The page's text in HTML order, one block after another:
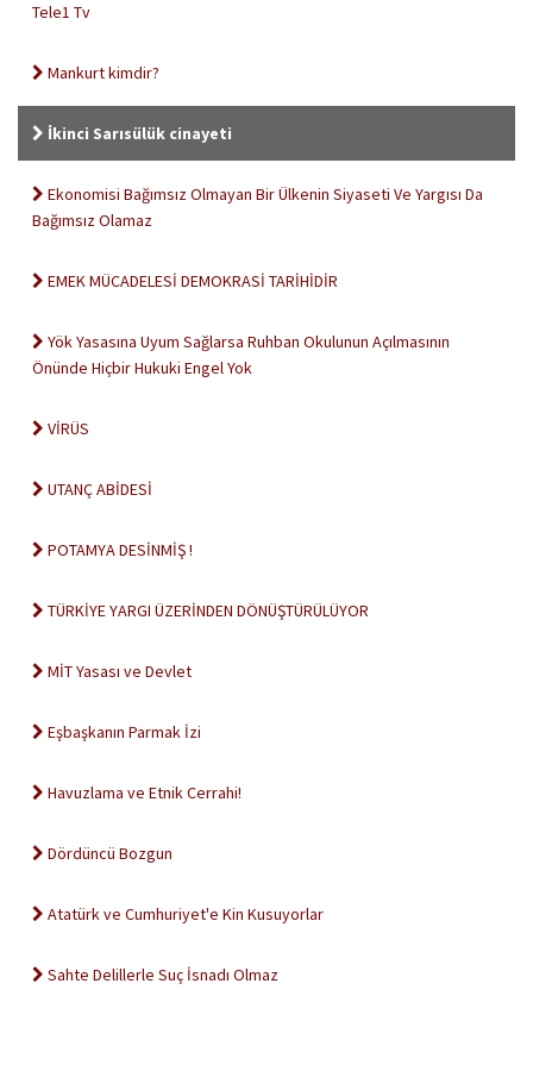
Tele1 Tv
Mankurt kimdir?
İkinci Sarısülük cinayeti
Ekonomisi Bağımsız Olmayan Bir Ülkenin Siyaseti Ve Yargısı Da
Bağımsız Olamaz
EMEK MÜCADELESİ DEMOKRASİ TARİHİDİR
Yök Yasasına Uyum Sağlarsa Ruhban Okulunun Açılmasının
Önünde Hiçbir Hukuki Engel Yok
VİRÜS
UTANÇ ABİDESİ
POTAMYA DESİNMİŞ !
TÜRKİYE YARGI ÜZERİNDEN DÖNÜŞTÜRÜLÜYOR
MİT Yasası ve Devlet
Eşbaşkanın Parmak İzi
Havuzlama ve Etnik Cerrahi!
Dördüncü Bozgun
Atatürk ve Cumhuriyet'e Kin Kusuyorlar
Sahte Delillerle Suç İsnadı Olmaz